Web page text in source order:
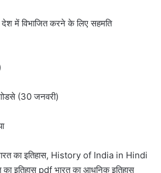
में विभाजित करने के लिए सहमति
गोडसे (30 जनवरी)
का इतिहास, History of India in Hindi
का इतिहास pdf भारत का आधुनिक इतिहास